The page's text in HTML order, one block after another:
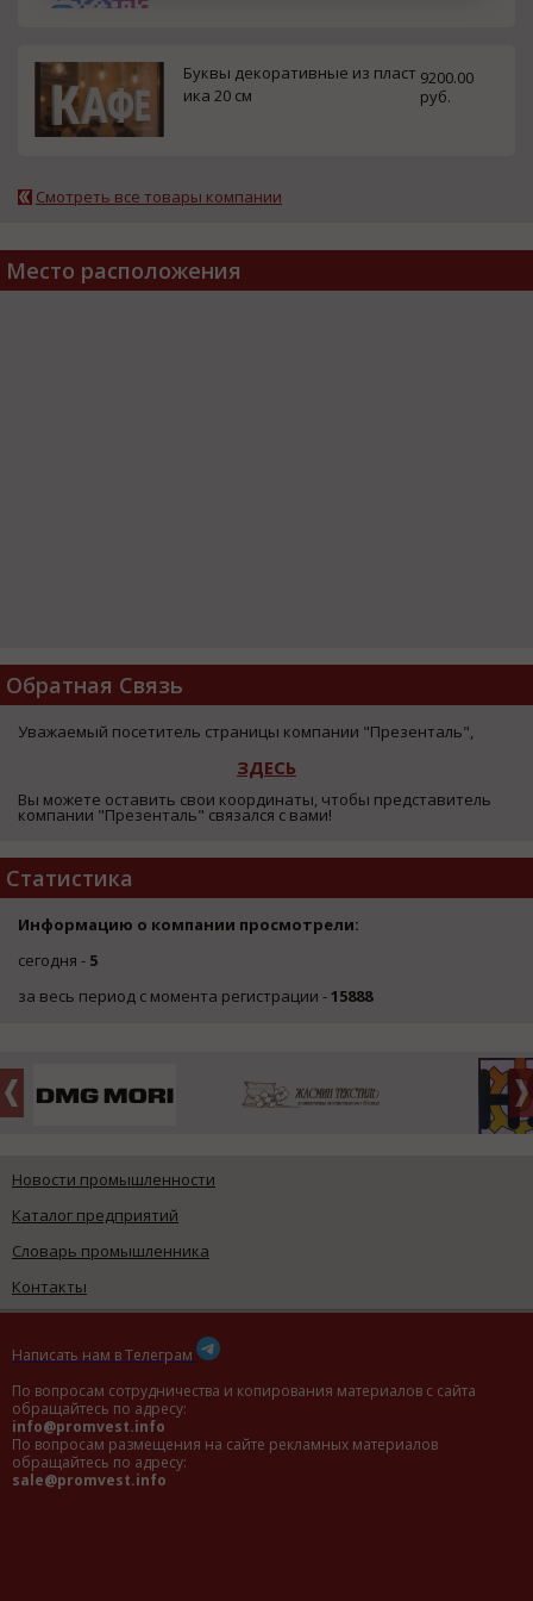
Буквы декоративные из пласт
ика 20 см
9200.00
руб.
Смотреть все товары компании
Место расположения
Обратная Связь
Уважаемый посетитель страницы компании "Презенталь",
ЗДЕСЬ
Вы можете оставить свои координаты, чтобы представитель
компании "Презенталь" связался с вами!
Статистика
Информацию о компании просмотрели:
сегодня - 5
за весь период с момента регистрации -15888
Новости промышленности
Каталог предприятий
Словарь промышленника
Контакты
Написать нам в Телеграм
По вопросам сотрудничества и копирования материалов с сайта
обращайтесь по адресу:
info@promvest.info
По вопросам размещения на сайте рекламных материалов
обращайтесь по адресу:
sale@promvest.info